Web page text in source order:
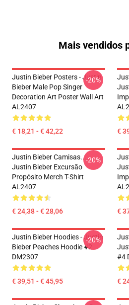
Mais vendidos
Justin Bieber Posters - Justin
Bieber Male Pop Singer
Decoration Art Poster Wall Art
AL2407
€ 18,21 - € 42,22
-20%
€
Justin Bieber Camisas...
Justin Bieber Excursão
Propósito Merch T-Shirt
AL2407
€ 24,38 - € 28,06
-20%
€
Justin Bieber Hoodies - Justin
Bieber Peaches Hoodie #2
DM2307
€ 39,51 - € 45,95
-20%
#4
€